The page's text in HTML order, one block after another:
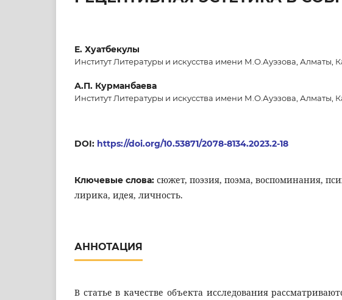
Е. Хуатбекулы
Институт Литературы и искусства имени М.О.Ауэзова, Алматы,
А.П. Курманбаева
Институт Литературы и искусства имени М.О.Ауэзова, Алматы,
DOI: https://doi.org/10.53871/2078-8134.2023.2-18
Ключевые слова: сюжет, поэзия, поэма, воспоминания,
лирика, идея, личность.
АННОТАЦИЯ
В статье в качестве объекта исследования